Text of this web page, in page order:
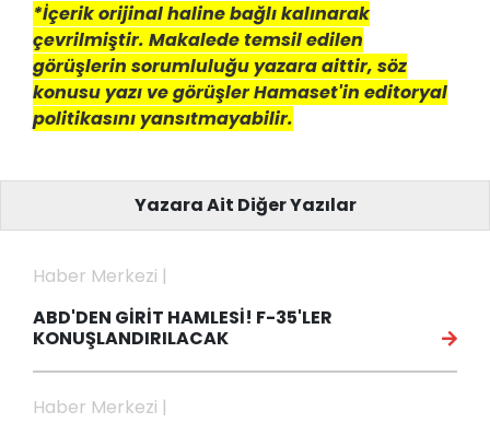
*İçerik orijinal haline bağlı kalınarak
çevrilmiştir. Makalede temsil edilen
görüşlerin sorumluluğu yazara aittir, söz
konusu yazı ve görüşler Hamaset'in editoryal
politikasını yansıtmayabilir.
Yazara Ait Diğer Yazılar
Haber Merkezi |
ABD'DEN GİRİT HAMLESİ! F-35'LER
KONUŞLANDIRILACAK
Haber Merkezi |